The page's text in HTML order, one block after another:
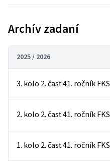
Archív zadaní
2025 / 2026
3. kolo 2. časť 41. ročník FKS
2. kolo 2. časť 41. ročník FKS
1. kolo 2. časť 41. ročník FKS